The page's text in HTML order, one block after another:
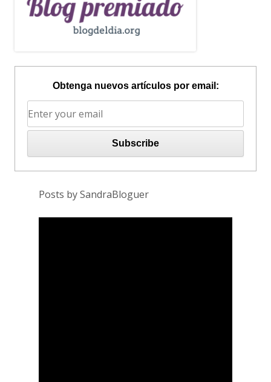
Obtenga nuevos artículos por email:
Posts by SandraBloguer